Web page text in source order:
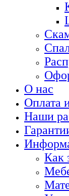
О нас
Оплата
Наши
Как